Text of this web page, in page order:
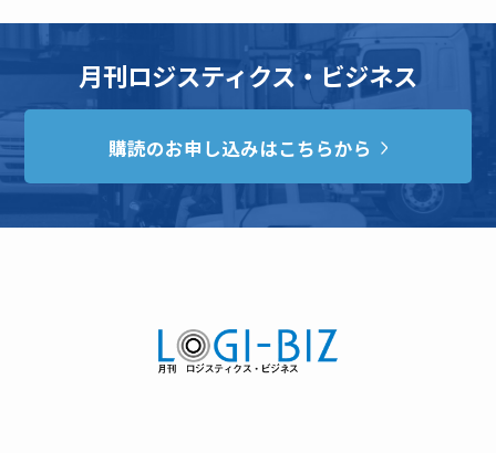
月刊ロジスティクス・ビジネス
購読のお申し込みはこちらから